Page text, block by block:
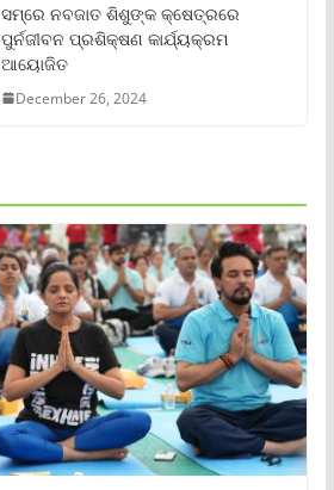
ସମ୍‌ରେ ନବଜାତ ଶିଶୁଙ୍କ କ୍ଷେତ୍ରରେ
ପୁର୍ନଜୀବନ ପ୍ରଶିକ୍ଷଣ କାର୍ଯ୍ୟକ୍ରମ
ଆୟୋଜିତ
December 26, 2024